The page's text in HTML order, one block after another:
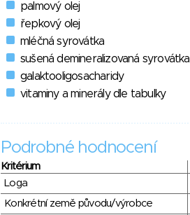
palmový olej
řepkový olej
mléčná syrovátka
sušená demineralizovaná syrovátka
galaktooligosacharidy
vitaminy a minerály dle tabulky
Podrobné hodnocení
Kritérium
Loga
Konkrétní země původu/výrobce